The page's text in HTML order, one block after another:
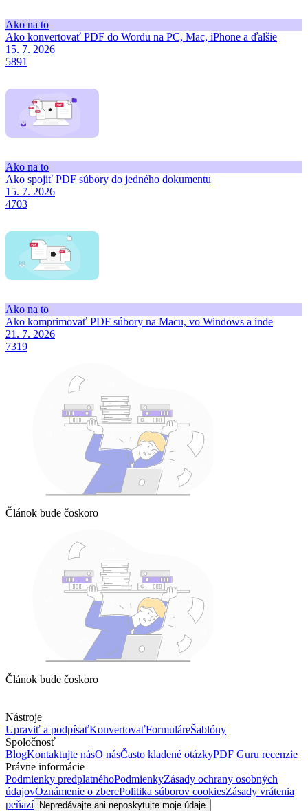
Ako na to
Ako konvertovať PDF do Wordu na PC, Mac, iPhone a ďalšie
15. 7. 2026
5891
Ako na to
Ako spojiť PDF súbory do jedného dokumentu
15. 7. 2026
4703
Ako na to
Ako komprimovať PDF súbory na Macu, vo Windows a inde
21. 7. 2026
7319
Článok bude čoskoro
Článok bude čoskoro
Nástroje
Upraviť a podpísaťKonvertovaťFormuláreŠablóny
Spoločnosť
BlogKontaktujte násO násČasto kladené otázkyPDF Guru recenzie
Právne informácie
Podmienky predplatnéhoPodmienkyZásady ochrany osobných
údajovOznámenie o zberePolitika súborov cookiesZásady vrátenia
peňazí
Nepredávajte ani neposkytujte moje údaje